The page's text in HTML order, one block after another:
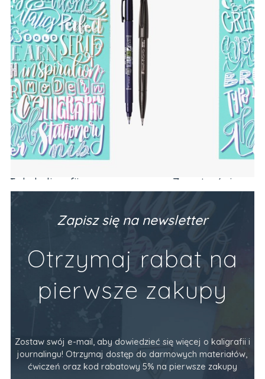
Zeszyt z ćwiczeniami do brush letteringu
PODSTAWY (alfabet, codzienne frazy)
Zapisz się na newsletter
Otrzymaj rabat na
pierwsze zakupy
Zostaw swój e-mail, aby dowiedzieć się więcej o kaligrafii i
journalingu! Otrzymaj dostęp do darmowych materiałów,
ćwiczeń oraz kod rabatowy 5% na pierwsze zakupy